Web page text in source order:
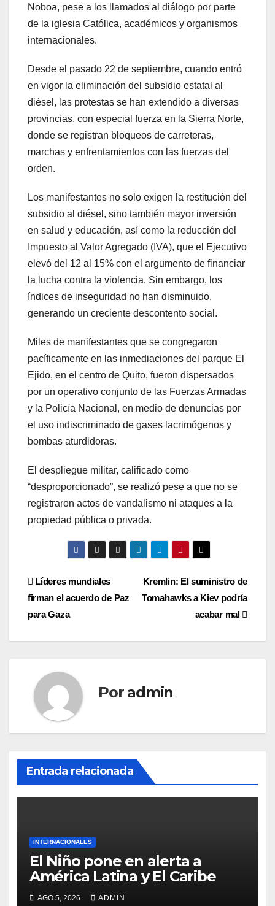
Noboa, pese a los llamados al diálogo por parte
de la iglesia Católica, académicos y organismos
internacionales.
Desde el pasado 22 de septiembre, cuando entró
en vigor la eliminación del subsidio estatal al
diésel, las protestas se han extendido a diversas
provincias, con especial fuerza en la Sierra Norte,
donde se registran bloqueos de carreteras,
marchas y enfrentamientos con las fuerzas del
orden.
Los manifestantes no solo exigen la restitución del
subsidio al diésel, sino también mayor inversión
en salud y educación, así como la reducción del
Impuesto al Valor Agregado (IVA), que el Ejecutivo
elevó del 12 al 15% con el argumento de financiar
la lucha contra la violencia. Sin embargo, los
índices de inseguridad no han disminuido,
generando un creciente descontento social.
Miles de manifestantes que se congregaron
pacíficamente en las inmediaciones del parque El
Ejido, en el centro de Quito, fueron dispersados
por un operativo conjunto de las Fuerzas Armadas
y la Policía Nacional, en medio de denuncias por
el uso indiscriminado de gases lacrimógenos y
bombas aturdidoras.
El despliegue militar, calificado como
“desproporcionado”, se realizó pese a que no se
registraron actos de vandalismo ni ataques a la
propiedad pública o privada.
Navegación
de
entradas
Kremlin: El suministro de
Tomahawks a Kiev podría
acabar mal
Líderes mundiales
firman el acuerdo de Paz
para Gaza
Por admin
Entrada relacionada
INTERNACIONALES
El Niño pone en alerta a
América Latina y El Caribe
AGO 5, 2026 ADMIN